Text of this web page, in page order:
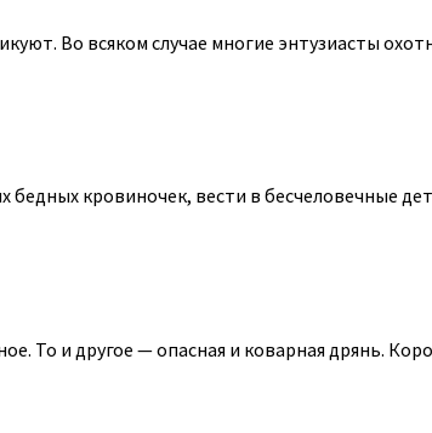
Во всяком случае многие энтузиасты
кровиночек, вести в бесчеловечные
То и другое — опасная и коварная дрянь.